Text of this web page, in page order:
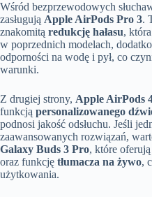
Wśród bezprzewodowych
zasługują Apple AirPods Pro 3.
znakomitą redukcję hałasu,
w poprzednich modelach,
odporności na wodę i pył, co
warunki.
Z drugiej strony, Apple AirPods
funkcją personalizowanego
podnosi jakość odsłuchu. Jeśli
zaawansowanych rozwiązań,
Galaxy Buds 3 Pro, które oferują
oraz funkcję tłumacza na żywo,
użytkowania.